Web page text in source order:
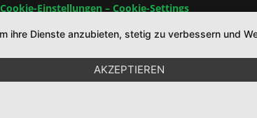
Cookie-Einstellungen – Cookie-Settings
ihre Dienste anzubieten, stetig zu verbessern und
AKZEPTIEREN